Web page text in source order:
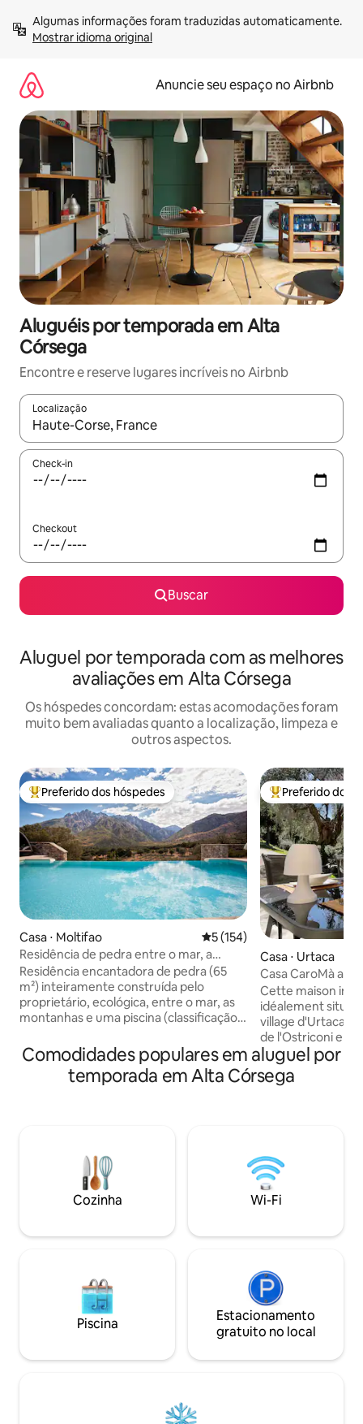
para
Mostrar idioma original
Anuncie seu espaço no Airbnb
Aluguéis por temporada em Alta
Córsega
Encontre e reserve lugares incríveis no Airbnb
Localização
Quando os resultados estiverem disponíveis, explore-os
Check-in
Checkout
Buscar
Aluguel por temporada com as melhores
avaliações em Alta Córsega
Os hóspedes concordam: estas acomodações foram
muito bem avaliadas quanto a localização, limpeza e
outros aspectos.
Entre os melhores preferidos dos hóspedes
Preferido dos hóspedes
Casa ⋅ Moltifao 5 de uma avaliação média de
5 (154)
Residência de pedra entre o mar, a
montanha e a piscina.
Residência encantadora de pedra (65
m²) inteiramente construída pelo
proprietário, ecológica, entre o mar, as
montanhas e uma piscina (classificação 5
de l'Asco, rio, cachoeiras. A 25 minutos
das mais belas praias de Balagne,
Ostriconi, Lozari. Em um local
privativo à piscina de borda infinita dos
proprietários. Internet de fibra óptica.
Entre os
Preferido dos
Casa ⋅ Urtaca
Casa CaroMà a
Cette maison
idéalement
village d'Urtaca
de l'Ostriconi
sur un terrain
centenaires. La
calme et de la
authentique, ses
ses montagnes
rivières.
Comodidades populares em aluguel por
temporada em Alta Córsega
Cozinha Wi-Fi
Piscina
Estacionamento
gratuito no local